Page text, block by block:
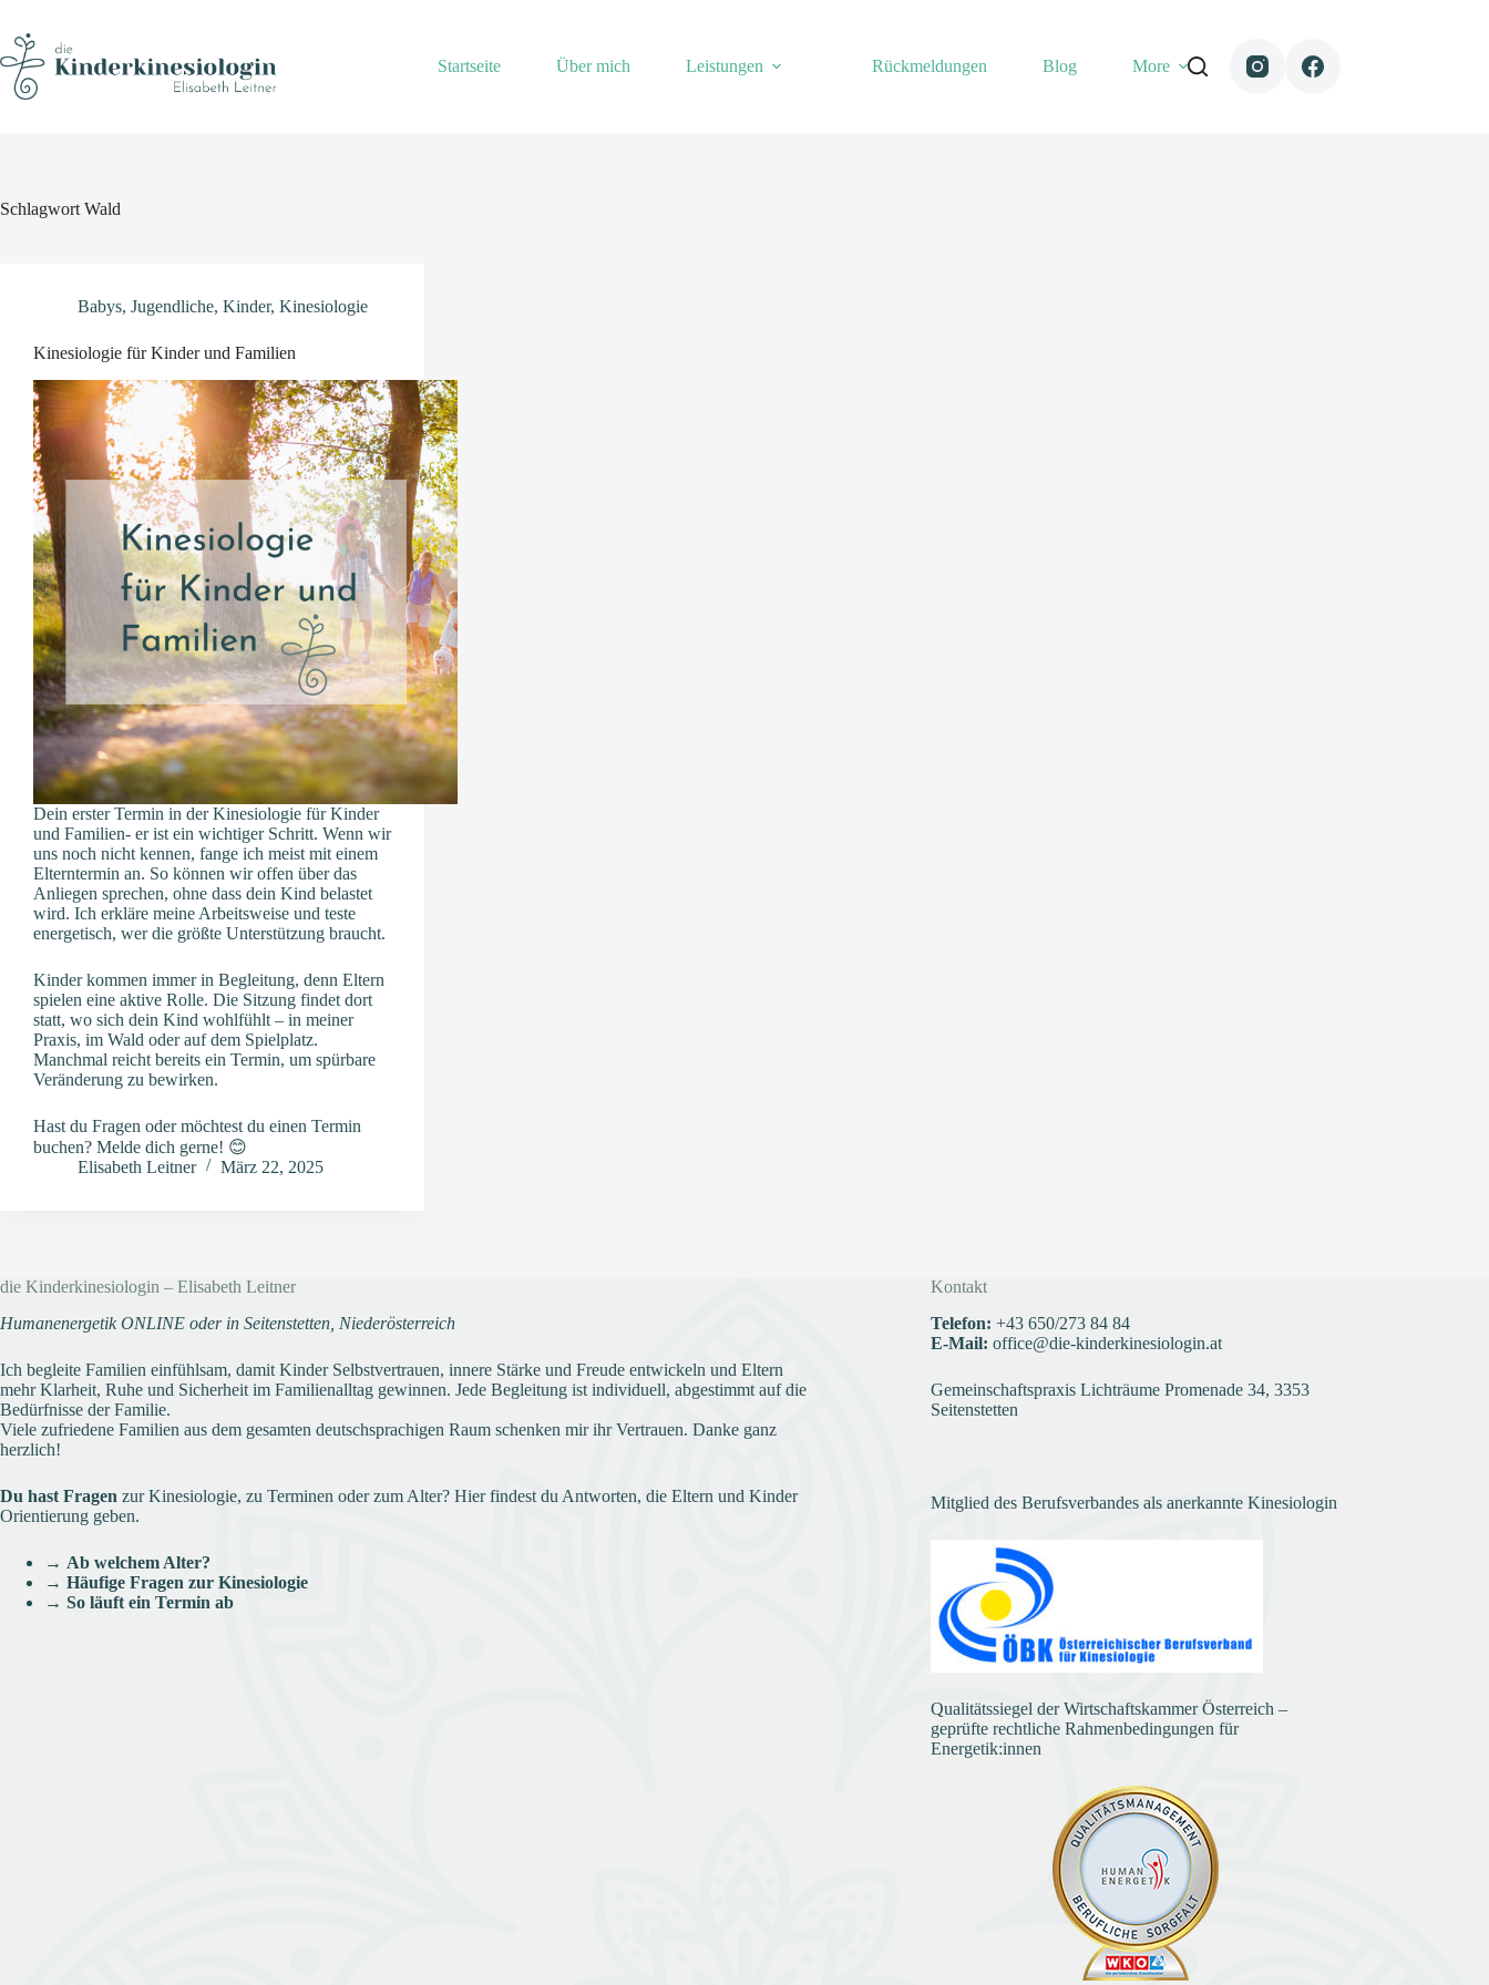
content
Startseite
Über mich Leistungen Rückmeldungen Blog More
Schlagwort Wald
Babys, Jugendliche, Kinder, Kinesiologie
Kinesiologie für Kinder und Familien
Dein erster Termin in der Kinesiologie für Kinder
und Familien- er ist ein wichtiger Schritt. Wenn wir
uns noch nicht kennen, fange ich meist mit einem
Elterntermin an. So können wir offen über das
Anliegen sprechen, ohne dass dein Kind belastet
wird. Ich erkläre meine Arbeitsweise und teste
energetisch, wer die größte Unterstützung braucht.
Kinder kommen immer in Begleitung, denn Eltern
spielen eine aktive Rolle. Die Sitzung findet dort
statt, wo sich dein Kind wohlfühlt – in meiner
Praxis, im Wald oder auf dem Spielplatz.
Manchmal reicht bereits ein Termin, um spürbare
Veränderung zu bewirken.
Hast du Fragen oder möchtest du einen Termin
buchen? Melde dich gerne! 😊
Elisabeth Leitner
März 22, 2025
die Kinderkinesiologin – Elisabeth Leitner
Humanenergetik ONLINE oder in Seitenstetten, Niederösterreich
Ich begleite Familien einfühlsam, damit Kinder Selbstvertrauen, innere Stärke und Freude entwickeln und Eltern
mehr Klarheit, Ruhe und Sicherheit im Familienalltag gewinnen. Jede Begleitung ist individuell, abgestimmt auf die
Bedürfnisse der Familie.
Viele zufriedene Familien aus dem gesamten deutschsprachigen Raum schenken mir ihr Vertrauen. Danke ganz
herzlich!
Du hast Fragen zur Kinesiologie, zu Terminen oder zum Alter? Hier findest du Antworten, die Eltern und Kinder
Orientierung geben.
→ Ab welchem Alter?
→ Häufige Fragen zur Kinesiologie
→ So läuft ein Termin ab
Kontakt
Telefon: +43 650/273 84 84
E-Mail: office@die-kinderkinesiologin.at
Gemeinschaftspraxis Lichträume Promenade 34, 3353
Seitenstetten
Mitglied des Berufsverbandes als anerkannte Kinesiologin
Qualitätssiegel der Wirtschaftskammer Österreich –
geprüfte rechtliche Rahmenbedingungen für
Energetik:innen